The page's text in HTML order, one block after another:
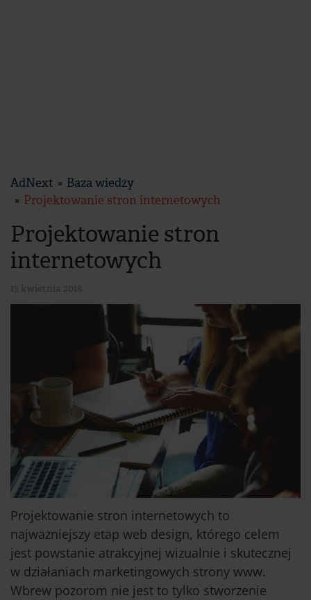
AdNext
Baza wiedzy
Projektowanie stron internetowych
Projektowanie stron
internetowych
Projektowanie stron internetowych to
najważniejszy etap web design, którego celem
jest powstanie atrakcyjnej wizualnie i skutecznej
w działaniach marketingowych strony www.
Wbrew pozorom nie jest to tylko stworzenie